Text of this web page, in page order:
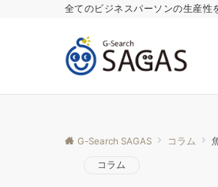
全てのビジネスパーソンの生産性
G-Search SAGAS コラム
コラム